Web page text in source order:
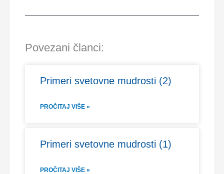
Povezani članci:
Primeri svetovne mudrosti (2)
PROČITAJ VIŠE »
Primeri svetovne mudrosti (1)
PROČITAJ VIŠE »